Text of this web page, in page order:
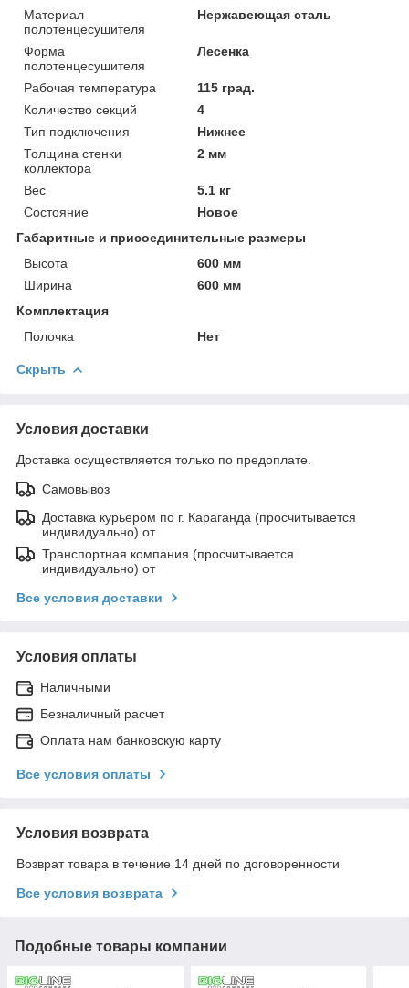
Материал
полотенцесушителя
Нержавеющая сталь
Форма
полотенцесушителя
Лесенка
Рабочая температура
115 град.
Количество секций
4
Тип подключения
Нижнее
Толщина стенки
коллектора
2 мм
Вес
5.1 кг
Состояние
Новое
Габаритные и присоединительные размеры
Высота
600 мм
Ширина
600 мм
Комплектация
Полочка
Нет
Скрыть
Условия доставки
Доставка осуществляется только по предоплате.
Самовывоз
Доставка курьером по г. Караганда (просчитывается
индивидуально) от
Транспортная компания (просчитывается
индивидуально) от
Все условия доставки
Условия оплаты
Наличными
Безналичный расчет
Оплата нам банковскую карту
Все условия оплаты
Условия возврата
Возврат товара в течение 14 дней по договоренности
Все условия возврата
Подобные товары компании